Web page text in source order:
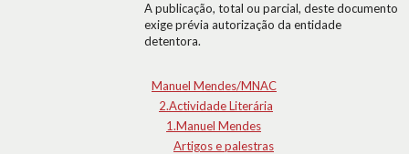
A publicação, total ou parcial, deste documento
exige prévia autorização da entidade
detentora.
Manuel Mendes/MNAC
2.Actividade Literária
1.Manuel Mendes
Artigos e palestras